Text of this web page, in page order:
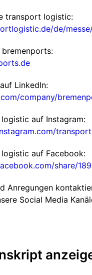
transport logistic:
de/
LinkedIn:
company/
auf Instagram:
auf Facebook:
share/
Anregungen
Social Media